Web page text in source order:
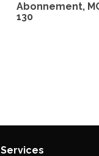
Abonnement,
130
Services